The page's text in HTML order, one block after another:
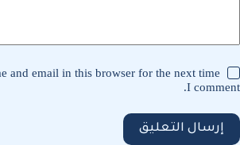
and email in this browser for the next time
I comment.
إرسال التعليق